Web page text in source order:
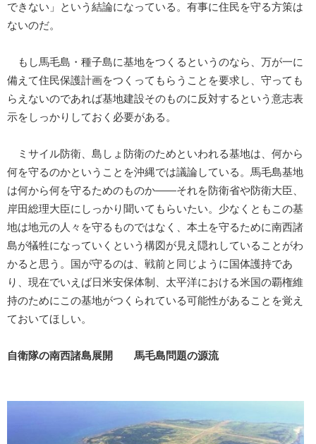
できない」という結論になっている。有事に住民を守る方策は
ないのだ。
もし馬毛島・種子島に基地をつくるというのなら、万が一に
備えて住民保護計画をつくってもらうことを要求し、守っても
らえないのであれば基地建設そのものに反対するという意志表
示をしっかりしておく必要がある。
ミサイル防衛、島しょ防衛のためといわれる基地は、何から
何を守るのかということを沖縄では議論している。馬毛島基地
は何から何を守るためのものか――それを防衛省や防衛大臣、
岸田総理大臣にしっかり聞いてもらいたい。少なくともこの基
地は地元の人々を守るものではなく、本土を守るために南西諸
島が犠牲になっていくという構図が見え隠れしていることがわ
かると思う。国が守るのは、戦前と同じように国体護持であ
り、現在でいえば日米安保体制、太平洋における米国の覇権維
持のためにこの基地がつくられている可能性があることを覚え
ておいてほしい。
自衛隊の南西諸島展開 馬毛島問題の源流